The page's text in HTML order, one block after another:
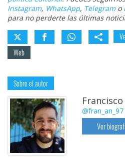
Instagram, WhatsApp, Telegramo
para no perderte las últimas
Web
Sobre el autor
@fran_an_97
Ver